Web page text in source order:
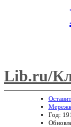
Lib.ru/
Год: